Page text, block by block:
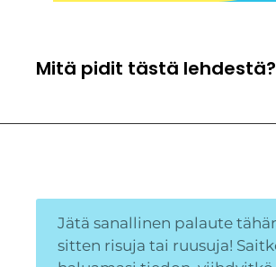
Mitä pidit tästä lehdestä?